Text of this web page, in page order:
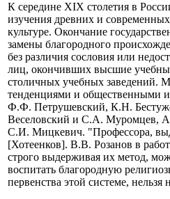
К середине XIX столетия в
изучения древних и
культуре. Окончание
замены благородного
без различия сословия или
лиц, окончивших высшие
столичных учебных заведений.
тенденциями и общественными
Ф.Ф. Петрушевский, К.Н.
Веселовский и С.А. Муромцев,
С.И. Мицкевич. "Профессора,
[Хотеенков]. В.В. Розанов в
строго выдерживая их метод,
воспитать благородную
первенства этой системе,